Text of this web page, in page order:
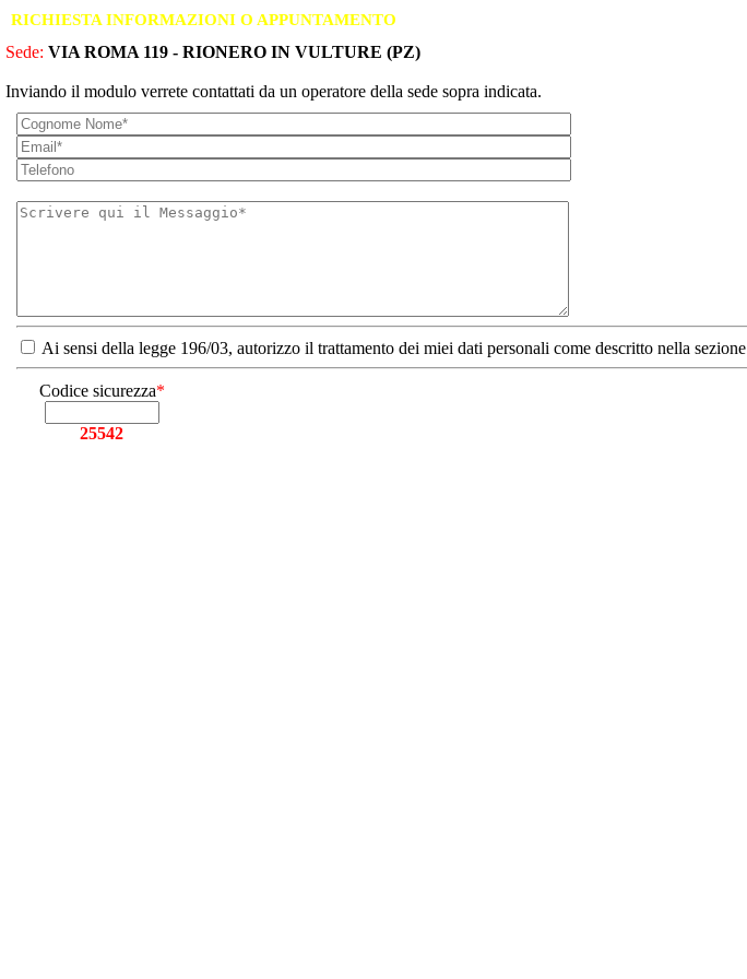
RICHIESTA INFORMAZIONI O APPUNTAMENTO
Sede: VIA ROMA 119 - RIONERO IN VULTURE (PZ)
Inviando il modulo verrete contattati da un operatore della sede sopra indicata.
Ai sensi della legge 196/03, autorizzo il trattamento dei miei dati personali come descritto nella sezione
Codice sicurezza*
25542